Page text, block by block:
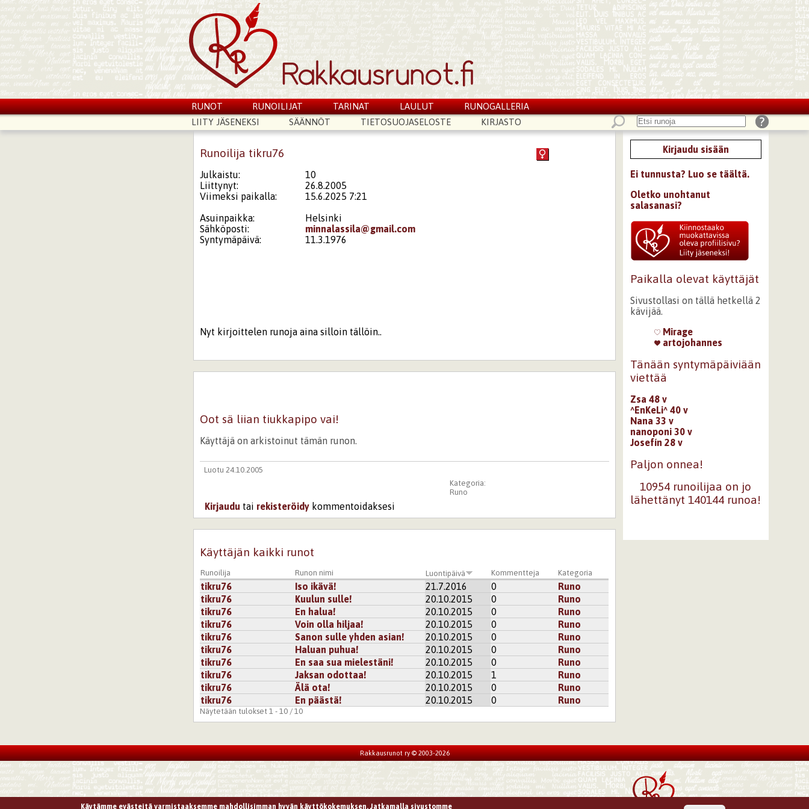
RUNOT RUNOILIJAT TARINAT LAULUT
RUNOGALLERIA
LIITY JÄSENEKSI
SÄÄNNÖT TIETOSUOJASELOSTE KIRJASTO
Runoilija tikru76
Julkaistu:
10
Liittynyt:
26.8.2005
Viimeksi paikalla:
15.6.2025 7:21
Asuinpaikka:
Helsinki
Sähköposti:
minnalassila@gmail.com
Syntymäpäivä:
11.3.1976
Nyt kirjoittelen runoja aina silloin tällöin..
Oot sä liian tiukkapipo vai!
Käyttäjä on arkistoinut tämän runon.
Luotu 24.10.2005
Kategoria:
Runo
Kirjaudu tai rekisteröidy kommentoidaksesi
Käyttäjän kaikki runot
Runoilija Runon nimi Luontipäivä Kommentteja Kategoria
tikru76 Iso ikävä! 21.7.2016 0
Runo
tikru76
Kuulun sulle! 20.10.2015 0
Runo
tikru76
En halua! 20.10.2015 0
Runo
tikru76
Voin olla hiljaa! 20.10.2015 0
Runo
tikru76
Sanon sulle yhden asian! 20.10.2015 0
Runo
tikru76
Haluan puhua! 20.10.2015 0
Runo
tikru76
En saa sua mielestäni! 20.10.2015 0
Runo
tikru76
Jaksan odottaa! 20.10.2015 1
Runo
tikru76
Älä ota! 20.10.2015 0
Runo
tikru76
En päästä! 20.10.2015 0 Runo
Näytetään tulokset 1 - 10 / 10
Kirjaudu sisään
Ei tunnusta? Luo se täältä.
Oletko unohtanut
salasanasi?
Paikalla olevat käyttäjät
Sivustollasi on tällä hetkellä 2
kävijää.
Mirage
artojohannes
Tänään syntymäpäiviään
viettää
Zsa 48 v
^EnKeLi^ 40 v
Nana 33 v
nanoponi 30 v
Josefín 28 v
Paljon onnea!
10954 runoilijaa on jo
lähettänyt 140144 runoa!
Rakkausrunot ry © 2003-2026
Käytämme evästeitä varmistaaksemme mahdollisimman hyvän käyttökokemuksen. Jatkamalla sivustomme